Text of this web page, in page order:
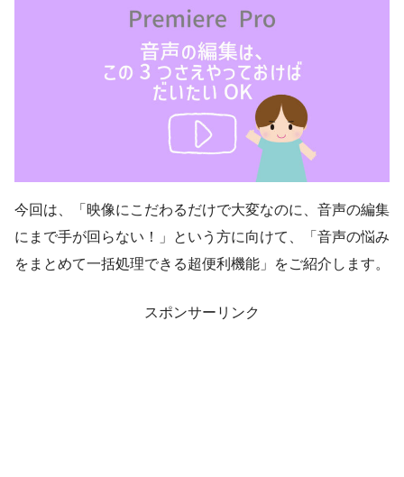
今回は、「映像にこだわるだけで大変なのに、音声の編集
にまで手が回らない！」という方に向けて、「音声の悩み
をまとめて一括処理できる超便利機能」をご紹介します。
スポンサーリンク